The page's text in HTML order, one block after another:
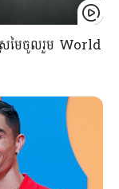
ស្រមៃចូលរួម World